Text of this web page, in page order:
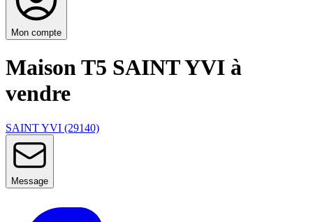
Mon compte
Maison T5 SAINT YVI à
vendre
SAINT YVI (29140)
Message